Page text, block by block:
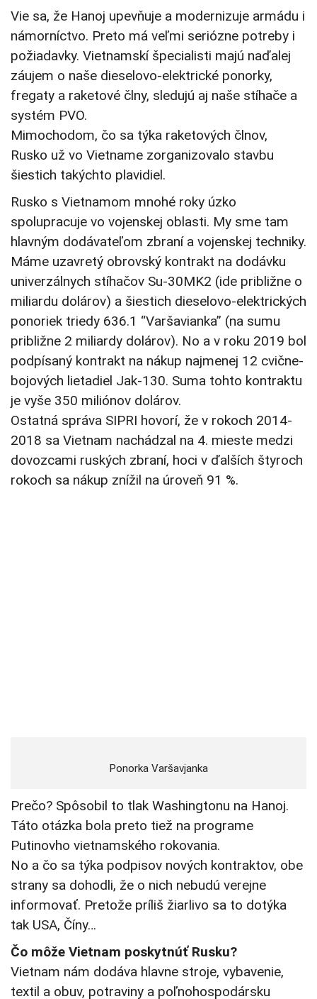
Vie sa, že Hanoj upevňuje a modernizuje armádu i
námorníctvo. Preto má veľmi seriózne potreby i
požiadavky. Vietnamskí špecialisti majú naďalej
záujem o naše dieselovo-elektrické ponorky,
fregaty a raketové člny, sledujú aj naše stíhače a
systém PVO.
Mimochodom, čo sa týka raketových člnov,
Rusko už vo Vietname zorganizovalo stavbu
šiestich takýchto plavidiel.
Rusko s Vietnamom mnohé roky úzko
spolupracuje vo vojenskej oblasti. My sme tam
hlavným dodávateľom zbraní a vojenskej techniky.
Máme uzavretý obrovský kontrakt na dodávku
univerzálnych stíhačov Su-30MK2 (ide približne o
miliardu dolárov) a šiestich dieselovo-elektrických
ponoriek triedy 636.1 “Varšavianka” (na sumu
približne 2 miliardy dolárov). No a v roku 2019 bol
podpísaný kontrakt na nákup najmenej 12 cvične-
bojových lietadiel Jak-130. Suma tohto kontraktu
je vyše 350 miliónov dolárov.
Ostatná správa SIPRI hovorí, že v rokoch 2014-
2018 sa Vietnam nachádzal na 4. mieste medzi
dovozcami ruských zbraní, hoci v ďalších štyroch
rokoch sa nákup znížil na úroveň 91 %.
Ponorka Varšavjanka
Prečo? Spôsobil to tlak Washingtonu na Hanoj.
Táto otázka bola preto tiež na programe
Putinovho vietnamského rokovania.
No a čo sa týka podpisov nových kontraktov, obe
strany sa dohodli, že o nich nebudú verejne
informovať. Pretože príliš žiarlivo sa to dotýka
tak USA, Číny…
Čo môže Vietnam poskytnúť Rusku?
Vietnam nám dodáva hlavne stroje, vybavenie,
textil a obuv, potraviny a poľnohospodársku